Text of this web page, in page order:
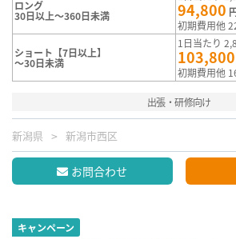
ロング
30日以上～360日未満 94,800
初期費用他
ショート【7日以上】
～30日未満
1日当たり
103,800
初期費用他
出張・研修向け
新潟県 新潟市西区
お問合わせ
キャンペーン